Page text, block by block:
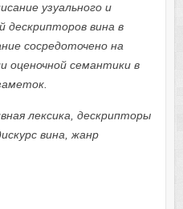
узуального и
дескрипторов вина в
сосредоточено на
оценочной семантики в
лексика, дескрипторы
вина, жанр